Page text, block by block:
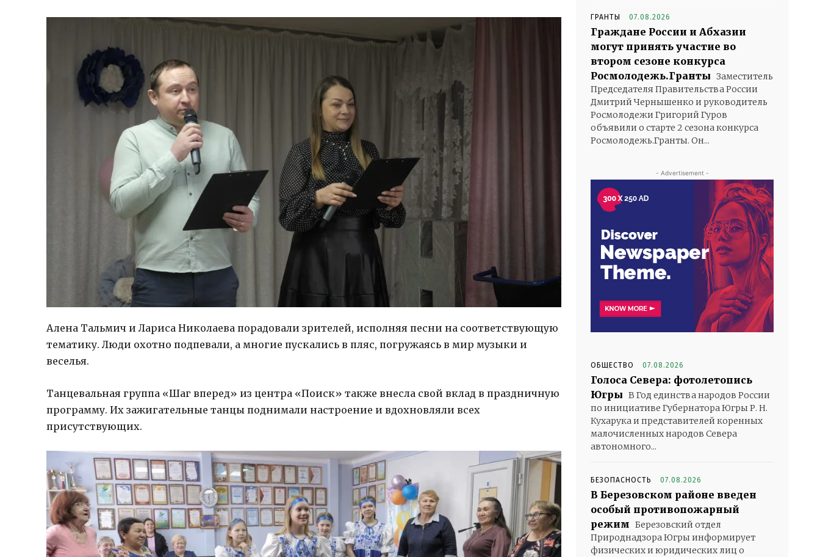
Алена Тальмич и Лариса Николаева порадовали зрителей, исполняя песни на соответствующую
тематику. Люди охотно подпевали, а многие пускались в пляс, погружаясь в мир музыки и
веселья.
Танцевальная группа «Шаг вперед» из центра «Поиск» также внесла свой вклад в праздничную
программу. Их зажигательные танцы поднимали настроение и вдохновляли всех
присутствующих.
ГРАНТЫ 07.08.2026
Граждане России и Абхазии
могут принять участие во
втором сезоне конкурса
Росмолодежь.Гранты Заместитель
Председателя Правительства России
Дмитрий Чернышенко и руководитель
Росмолодежи Григорий Гуров
объявили о старте 2 сезона конкурса
Росмолодежь.Гранты. Он...
- Advertisement -
ОБЩЕСТВО 07.08.2026
Голоса Севера: фотолетопись
Югры В Год единства народов России
по инициативе Губернатора Югры Р. Н.
Кухарука и представителей коренных
малочисленных народов Севера
автономного...
БЕЗОПАСНОСТЬ 07.08.2026
В Березовском районе введен
особый противопожарный
режим Березовский отдел
Природнадзора Югры информирует
физических и юридических лиц о